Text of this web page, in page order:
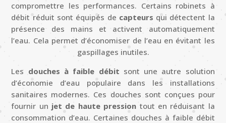
compromettre les performances. Certains robinets à
débit réduit sont équipés de capteurs qui détectent la
présence des mains et activent automatiquement
l’eau. Cela permet d’économiser de l’eau en évitant les
gaspillages inutiles.
Les douches à faible débit sont une autre solution
d’économie d’eau populaire dans les installations
sanitaires modernes. Ces douches sont conçues pour
fournir un jet de haute pression tout en réduisant la
consommation d’eau. Certaines douches à faible débit